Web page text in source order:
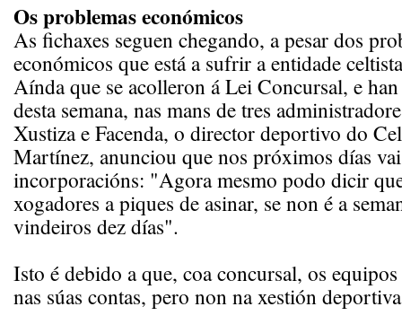
Os problemas económicos
As fichaxes seguen chegando, a pesar dos
económicos que está a sufrir a entidade
Aínda que se acolleron á Lei Concursal, e
desta semana, nas mans de tres
Xustiza e Facenda, o director deportivo do
Martínez, anunciou que nos próximos días
incorporacións: "Agora mesmo podo dicir
xogadores a piques de asinar, se non é a
vindeiros dez días".
Isto é debido a que, coa concursal, os
nas súas contas, pero non na xestión